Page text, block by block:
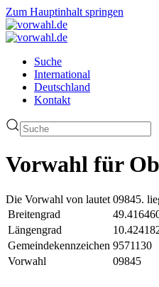
Zum Hauptinhalt springen
Suche
International
Deutschland
Kontakt
Vorwahl für
Die Vorwahl von lautet 09845.
Breitengrad
Längengrad
Gemeindekennzeichen 9571130
Vorwahl
09845